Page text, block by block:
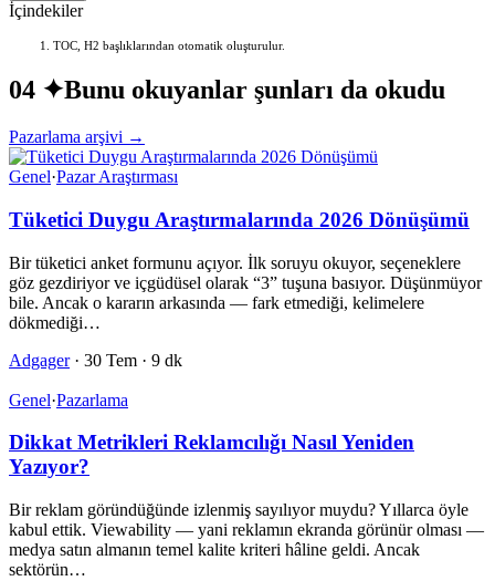
İçindekiler
TOC, H2 başlıklarından otomatik oluşturulur.
04 ✦Bunu okuyanlar şunları da okudu
Pazarlama arşivi →
Genel·Pazar Araştırması
Tüketici Duygu Araştırmalarında 2026 Dönüşümü
Bir tüketici anket formunu açıyor. İlk soruyu okuyor, seçeneklere
göz gezdiriyor ve içgüdüsel olarak “3” tuşuna basıyor. Düşünmüyor
bile. Ancak o kararın arkasında — fark etmediği, kelimelere
dökmediği…
Adgager · 30 Tem · 9 dk
Genel·Pazarlama
Dikkat Metrikleri Reklamcılığı Nasıl Yeniden
Yazıyor?
Bir reklam göründüğünde izlenmiş sayılıyor muydu? Yıllarca öyle
kabul ettik. Viewability — yani reklamın ekranda görünür olması —
medya satın almanın temel kalite kriteri hâline geldi. Ancak
sektörün…